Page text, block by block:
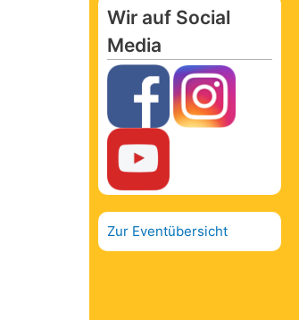
Wir auf Social
Media
Zur Eventübersicht